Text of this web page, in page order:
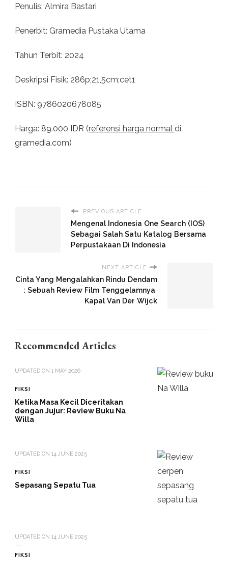
Penulis: Almira Bastari
Penerbit: Gramedia Pustaka Utama
Tahun Terbit: 2024
Deskripsi Fisik: 286p;21,5cm;cet1
ISBN: 9786020678085
Harga: 89.000 IDR (referensi harga normal di
gramedia.com)
PREVIOUS ARTICLE
Mengenal Indonesia One Search (IOS)
Sebagai Salah Satu Katalog Bersama
Perpustakaan Di Indonesia
NEXT ARTICLE
Cinta Yang Mengalahkan Rindu Dendam
: Sebuah Review Film Tenggelamnya
Kapal Van Der Wijck
Recommended Articles
UPDATED ON 1 MAY 2026
FIKSI
Ketika Masa Kecil Diceritakan
dengan Jujur: Review Buku Na
Willa
UPDATED ON 14 JUNE 2025
FIKSI
Sepasang Sepatu Tua
UPDATED ON 14 JUNE 2025
FIKSI